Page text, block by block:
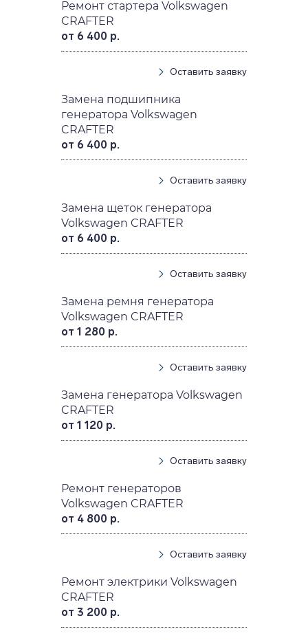
Ремонт стартера Volkswagen
CRAFTER
от 6 400 р.
Оставить заявку
Замена подшипника
генератора Volkswagen
CRAFTER
от 6 400 р.
Оставить заявку
Замена щеток генератора
Volkswagen CRAFTER
от 6 400 р.
Оставить заявку
Замена ремня генератора
Volkswagen CRAFTER
от 1 280 р.
Оставить заявку
Замена генератора Volkswagen
CRAFTER
от 1 120 р.
Оставить заявку
Ремонт генераторов
Volkswagen CRAFTER
от 4 800 р.
Оставить заявку
Ремонт электрики Volkswagen
CRAFTER
от 3 200 р.